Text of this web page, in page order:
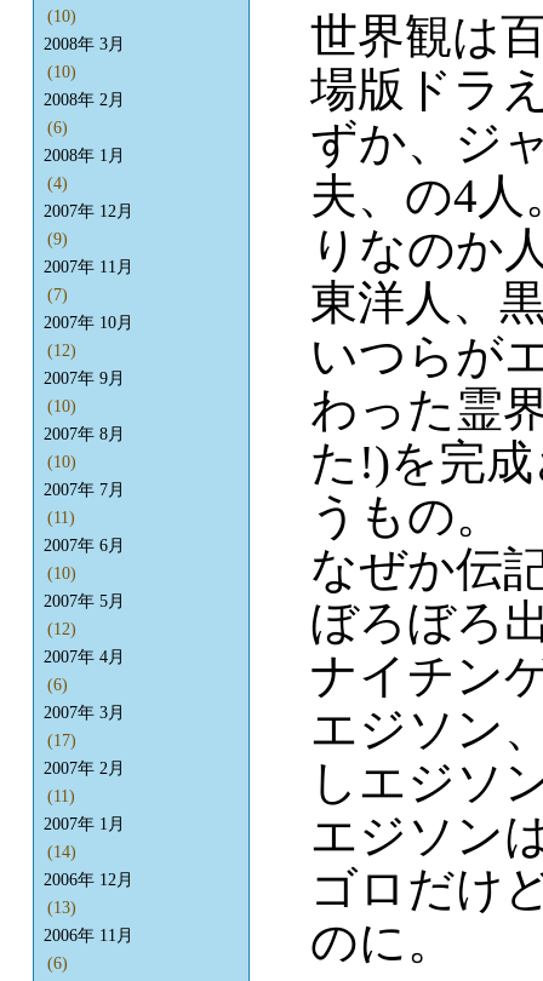
世界観は
場版ドラ
ずか、ジ
夫、の4
りなのか
東洋人、
いつらが
わった霊
た!)を完
うもの。
なぜか伝
ぼろぼろ
ナイチン
エジソン
しエジソ
エジソン
ゴロだけ
のに。
(10)
2008年 3月
(10)
2008年 2月
(6)
2008年 1月
(4)
2007年 12月
(9)
2007年 11月
(7)
2007年 10月
(12)
2007年 9月
(10)
2007年 8月
(10)
2007年 7月
(11)
2007年 6月
(10)
2007年 5月
(12)
2007年 4月
(6)
2007年 3月
(17)
2007年 2月
(11)
2007年 1月
(14)
2006年 12月
(13)
2006年 11月
(6)